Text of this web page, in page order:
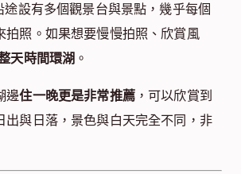
途設有多個觀景台與景點，幾乎每個
拍照。如果想要慢慢拍照、欣賞風
天時間環湖 。
邊住一晚更是非常推薦，可以欣賞到
出與日落，景色與白天完全不同，非